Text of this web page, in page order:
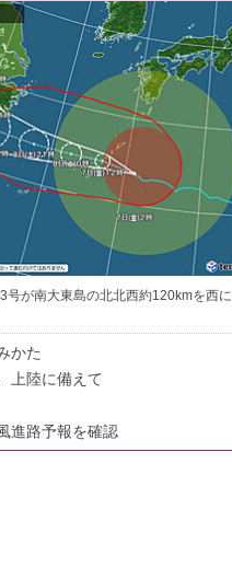
号が南大東島の北北西約120kmを西に
かた
上陸に備えて
進路予報を確認